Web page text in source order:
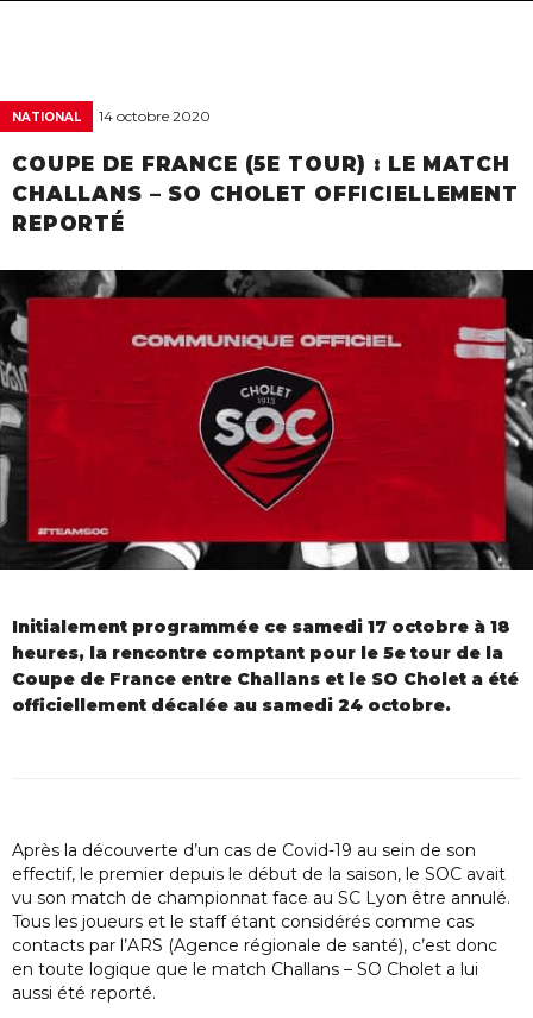
NATIONAL 14 octobre 2020
COUPE DE FRANCE (5E TOUR) : LE MATCH
CHALLANS – SO CHOLET OFFICIELLEMENT
REPORTÉ
Initialement programmée ce samedi 17 octobre à 18
heures, la rencontre comptant pour le 5e tour de la
Coupe de France entre Challans et le SO Cholet a été
officiellement décalée au samedi 24 octobre.
Après la découverte d’un cas de Covid-19 au sein de son
effectif, le premier depuis le début de la saison, le SOC avait
vu son match de championnat face au SC Lyon être annulé.
Tous les joueurs et le staff étant considérés comme cas
contacts par l’ARS (Agence régionale de santé), c’est donc
en toute logique que le match Challans – SO Cholet a lui
aussi été reporté.